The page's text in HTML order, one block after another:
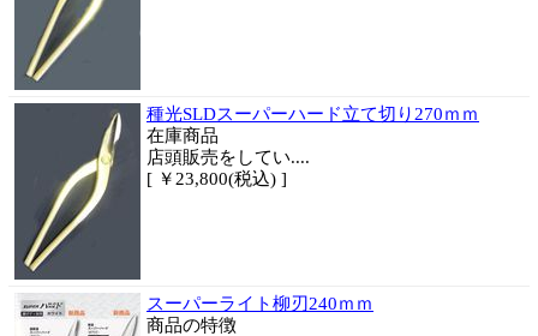
種光SLDスーパーハード立て切り270ｍｍ
在庫商品
店頭販売をしてい....
[ ￥23,800(税込) ]
スーパーライト柳刃240ｍｍ
商品の特徴